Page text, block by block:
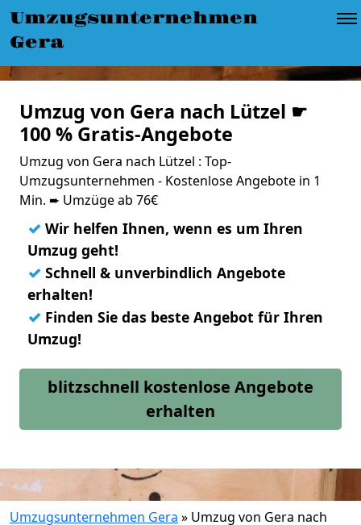
Umzugsunternehmen
Gera
Umzug von Gera nach Lützel ☛
100 % Gratis-Angebote
Umzug von Gera nach Lützel : Top-
Umzugsunternehmen - Kostenlose Angebote in 1
Min. ➨ Umzüge ab 76€
✓ Wir helfen Ihnen, wenn es um Ihren
Umzug geht!
✓ Schnell & unverbindlich Angebote
erhalten!
✓ Finden Sie das beste Angebot für Ihren
Umzug!
blitzschnell kostenlose Angebote
erhalten
Umzugsunternehmen Gera » Umzug von Gera nach